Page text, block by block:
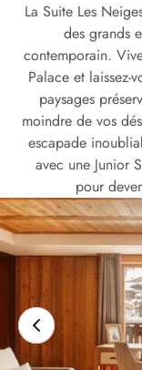
La Suite Les
des grands
contemporain.
Palace et laissez-
paysages
moindre de vos
escapade
avec une Junior
pour